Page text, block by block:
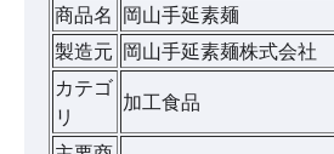
商品名 岡山手延素麺
製造元 岡山手延素麺株式会社
カテゴ
リ
加工食品